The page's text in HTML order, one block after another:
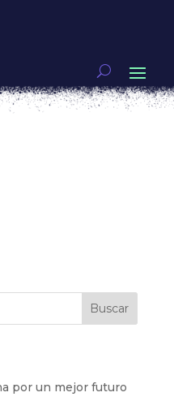
nota roja al bordado
Tejedoras de
Buscar
por un mejor futuro